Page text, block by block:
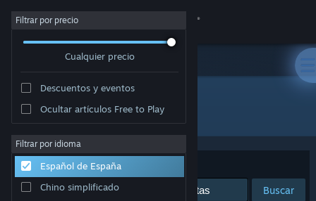
Iniciar sesión
Acerca de
Soporte
Filtrar por precio
Cualquier precio
Descuentos y eventos
Ocultar artículos Free to Play
Filtrar por idioma
Español de España
Chino simplificado
Desarrollador: MAETH
Ordenar por Relevancia
Buscar